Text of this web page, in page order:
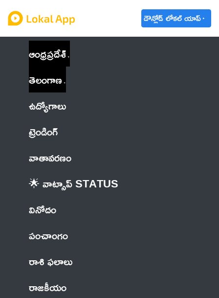
డౌన్లోడ్ లోకల్ యాప్
ఆంధ్రప్రదేశ్
తెలంగాణ
ఉద్యోగాలు
ట్రెండింగ్
వాతావరణం
🌟 వాట్సాప్ STATUS
వినోదం
పంచాంగం
రాశి ఫలాలు
రాజకీయం